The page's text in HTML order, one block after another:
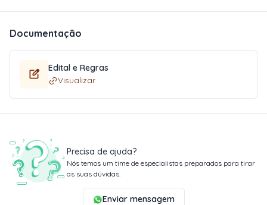
Documentação
Edital e Regras
Visualizar
Precisa de ajuda?
Nós temos um time de especialistas preparados para tirar
as suas dúvidas.
Enviar mensagem